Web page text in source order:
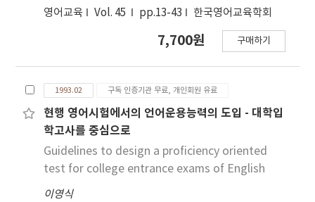
영어교육 Vol. 45 pp.13-43 한국영어교육학회
7,700원 구매하기
1993.02 구독 인증기관 무료, 개인회원 유료
현행 영어시험에서의 언어운용능력의 도입 - 대학입
학고사를 중심으로
Guidelines to design a proficiency oriented
test for college entrance exams of English
이영식